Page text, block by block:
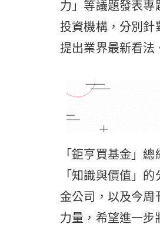
力」等議題發表專
投資機構，分別針
提出業界最新看法
「鉅亨買基金」
「知識與價值」
金公司，以及今周
力量，希望進一步